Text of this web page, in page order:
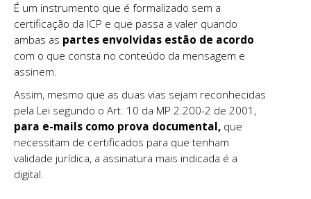
É um instrumento que é formalizado sem a
certificação da ICP e que passa a valer quando
ambas as partes envolvidas estão de acordo
com o que consta no conteúdo da mensagem e
assinem.
Assim, mesmo que as duas vias sejam reconhecidas
pela Lei segundo o Art. 10 da MP 2.200-2 de 2001,
para e-mails como prova documental, que
necessitam de certificados para que tenham
validade jurídica, a assinatura mais indicada é a
digital.